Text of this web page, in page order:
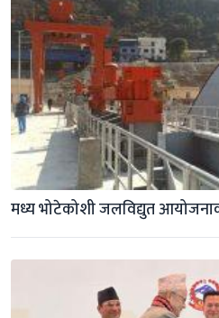
मध्य भोटेकोशी जलविद्युत